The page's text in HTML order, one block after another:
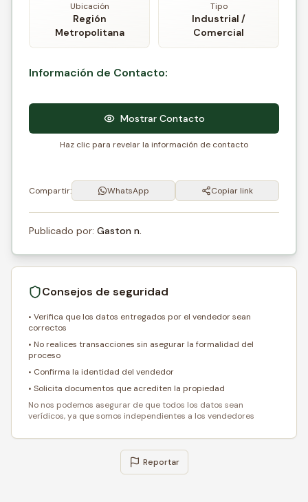
Ubicación
Región
Metropolitana
Tipo
Industrial /
Comercial
Información de Contacto:
Mostrar Contacto
Haz clic para revelar la información de contacto
Compartir: WhatsApp Copiar link
Publicado por: Gaston n.
Consejos de seguridad
• Verifica que los datos entregados por el vendedor sean
correctos
• No realices transacciones sin asegurar la formalidad del
proceso
• Confirma la identidad del vendedor
• Solicita documentos que acrediten la propiedad
No nos podemos asegurar de que todos los datos sean
verídicos, ya que somos independientes a los vendedores
Reportar